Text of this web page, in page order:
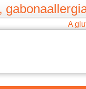
A